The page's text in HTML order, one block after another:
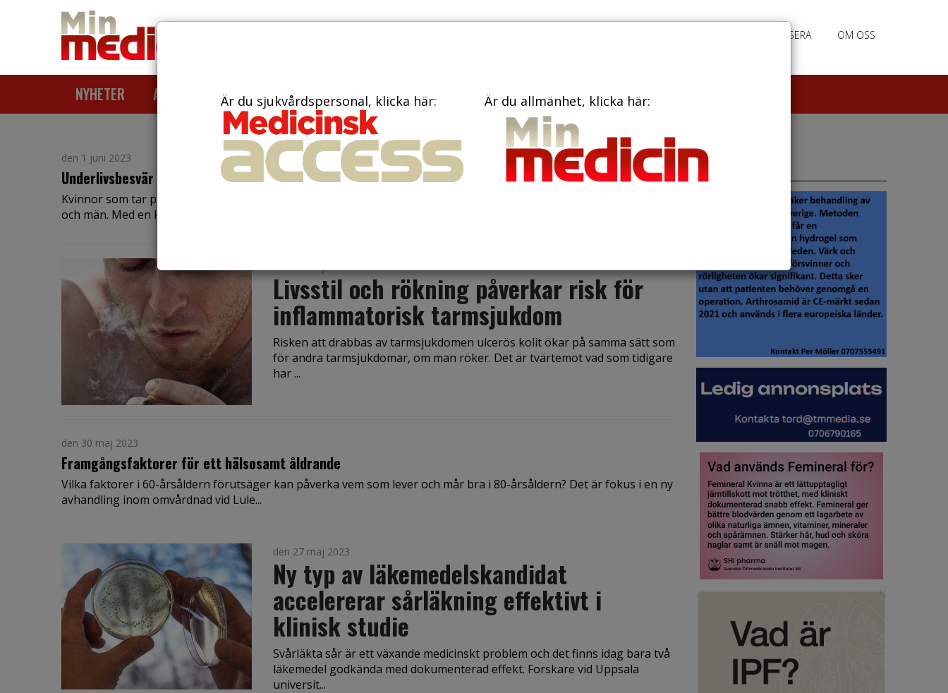
ANNONSERA OM OSS
NYHETER ARTIKLAR AKTUELLT TIDNINGAR KONTAKT
den 1 juni 2023
Underlivsbesvär hos många kvinnor som tar penicillin
Kvinnor som tar penicillin vid halsfluss får påfallande ofta underlivsbesvär. Diarré är också vanligt, hos både kvinnor
och män. Med en kortare kur är...
Livsstil och rökning påverkar risk för
inflammatorisk tarmsjukdom
Risken att drabbas av tarmsjukdomen ulcerös kolit ökar på samma sätt som
för andra tarmsjukdomar, om man röker. Det är tvärtemot vad som tidigare
har ...
den 30 maj 2023
Framgångsfaktorer för ett hälsosamt åldrande
Vilka faktorer i 60-årsåldern förutsäger kan påverka vem som lever och mår bra i 80-årsåldern? Det är fokus i en ny
avhandling inom omvårdnad vid Lule...
den 27 maj 2023
Ny typ av läkemedelskandidat
accelererar sårläkning effektivt i
klinisk studie
Svårläkta sår är ett växande medicinskt problem och det finns idag bara två
läkemedel godkända med dokumenterad effekt. Forskare vid Uppsala
universit...
Annonser
Är du sjukvårdspersonal, klicka här: Är du allmänhet, klicka här: